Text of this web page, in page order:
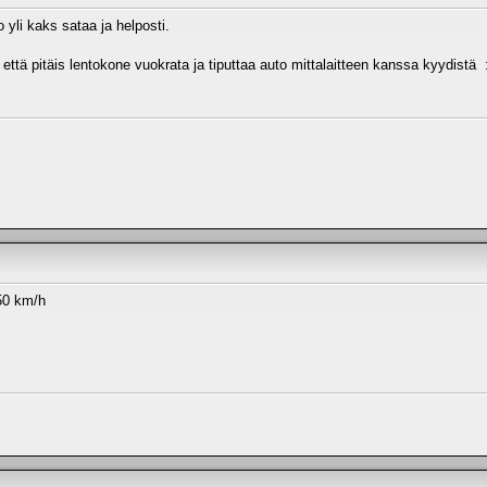
yli kaks sataa ja helposti.
pitäis lentokone vuokrata ja tiputtaa auto mittalaitteen kanssa kyydistä
km/h